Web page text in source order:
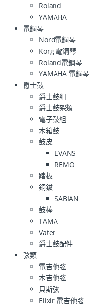
Roland
YAMAHA
電鋼琴
Nord電鋼琴
Korg 電鋼琴
Roland電鋼琴
YAMAHA 電鋼琴
爵士鼓
爵士鼓組
爵士鼓架類
電子鼓組
木箱鼓
鼓皮
EVANS
REMO
踏板
銅鈸
SABIAN
鼓棒
TAMA
Vater
爵士鼓配件
弦類
電吉他弦
木吉他弦
貝斯弦
Elixir 電吉他弦